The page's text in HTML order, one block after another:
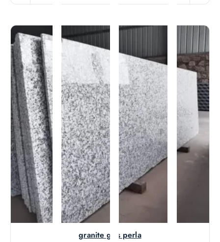
granite gris perla